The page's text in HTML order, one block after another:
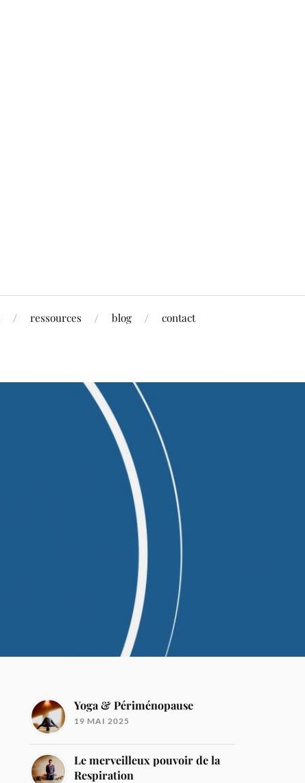
ressources blog contact
Yoga & Périménopause
19 MAI 2025
Le merveilleux pouvoir de la
Respiration